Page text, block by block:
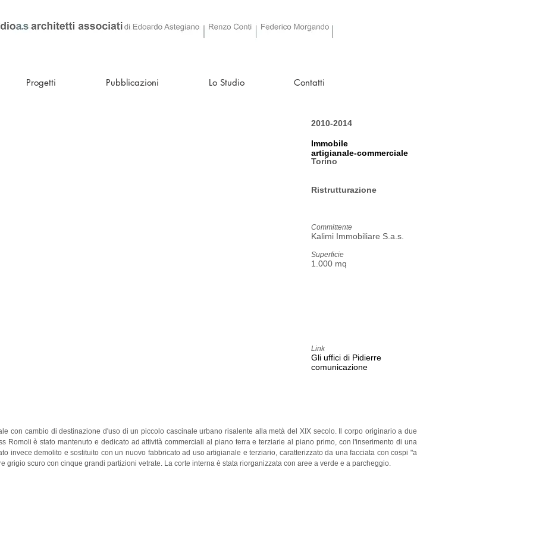
2010-2014
Torino
Ristrutturazione
Committente
Kalimi Immobiliare S.a.s.
Superficie
1.000 mq
Link
Gli uffici di Pidierre
comunicazione
Immobile
artigianale-commerciale
con cambio di destinazione d'uso di un piccolo cascinale urbano risalente alla metà del XIX secolo. Il corpo originario a due
Romoli è stato mantenuto e dedicato ad attività commerciali al piano terra e terziarie al piano primo, con l'inserimento di una
invece demolito e sostituito con un nuovo fabbricato ad uso artigianale e terziario, caratterizzato da una facciata con cospi "a
grigio scuro con cinque grandi partizioni vetrate. La corte interna è stata riorganizzata con aree a verde e a parcheggio.
Progetti Pubblicazioni Lo Studio Contatti